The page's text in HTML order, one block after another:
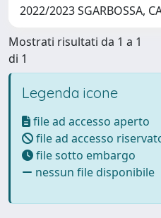
2022/2023 SGARBOSSA,
Mostrati risultati da 1 a 1
di 1
Legenda icone
file ad accesso aperto
file ad accesso
file sotto embargo
nessun file disponibile